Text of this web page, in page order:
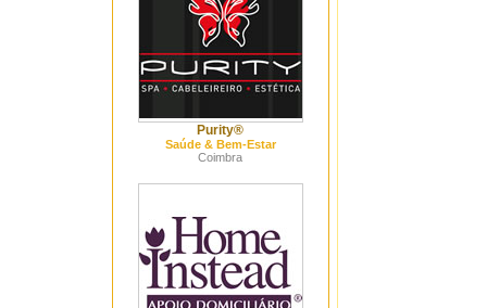
Purity®
Saúde & Bem-Estar
Coimbra